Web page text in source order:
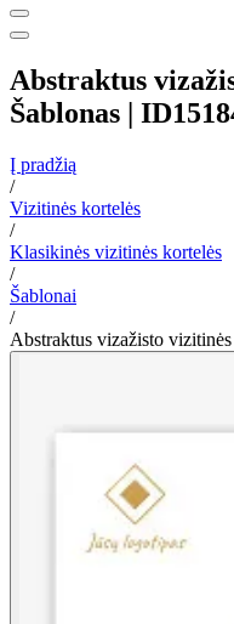
Abstraktus
Šablonas |
Į pradžią
/
Vizitinės kortelės
/
Klasikinės vizitinės kortelės
/
Šablonai
/
Abstraktus vizažisto